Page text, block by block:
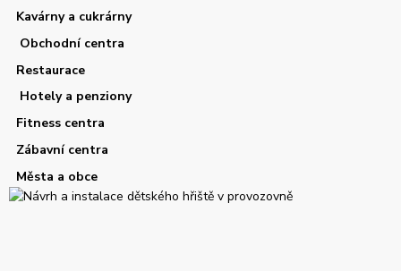
Kavárny a cukrárny
Obchodní centra
Restaurace
Hotely a penziony
Fitness centra
Zábavní centra
Města a obce